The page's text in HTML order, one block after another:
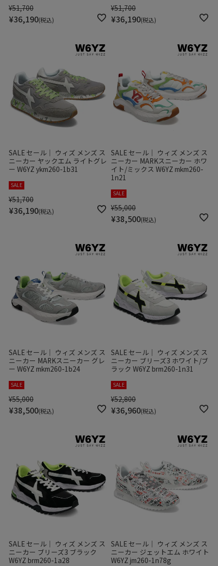
¥51,700
¥36,190 税込
¥51,700
¥36,190 税込
SALE セール｜ ウィズ メンズ ス
ニーカー ヤックエム ライトグレ
ー W6YZ ykm260-1b31
SALE
¥51,700
¥36,190 税込
SALE セール｜ ウィズ メンズ ス
ニーカー MARKスニーカー ホワ
イト/ミックス W6YZ mkm260-
1n21
SALE
¥55,000
¥38,500 税込
SALE セール｜ ウィズ メンズ ス
ニーカー MARKスニーカー グレ
ー W6YZ mkm260-1b24
SALE
¥55,000
¥38,500 税込
SALE セール｜ ウィズ メンズ ス
ニーカー ブリーズ3 ホワイト/ブ
ラック W6YZ brm260-1n31
SALE
¥52,800
¥36,960 税込
SALE セール｜ ウィズ メンズ ス
ニーカー ブリーズ3 ブラック
W6YZ brm260-1a28
SALE セール｜ ウィズ メンズ ス
ニーカー ジェットエム ホワイト
W6YZ jm260-1n78g